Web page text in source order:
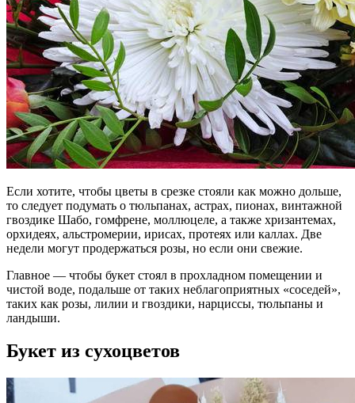
Если хотите, чтобы цветы в срезке стояли как можно дольше,
то следует подумать о тюльпанах, астрах, пионах, винтажной
гвоздике Шабо, гомфрене, моллюцеле, а также хризантемах,
орхидеях, альстромерии, ирисах, протеях или каллах. Две
недели могут продержаться розы, но если они свежие.
Главное — чтобы букет стоял в прохладном помещении и
чистой воде, подальше от таких неблагоприятных «соседей»,
таких как розы, лилии и гвоздики, нарциссы, тюльпаны и
ландыши.
Букет из сухоцветов